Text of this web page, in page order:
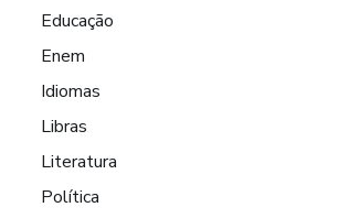
Educação
Enem
Idiomas
Libras
Literatura
Política